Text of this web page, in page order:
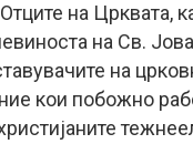
на Црквата,
на Св.
на
кои побожно